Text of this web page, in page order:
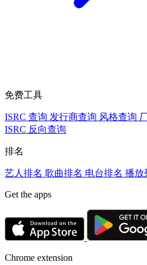
免费工具
ISRC 查询 发行商查询 风格查询
ISRC 反向查询
排名
艺人排名 歌曲排名 电台排名 播放
Get the apps
Chrome extension